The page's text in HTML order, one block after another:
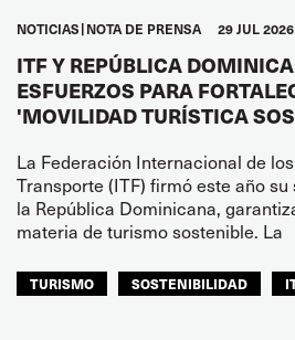
NOTICIAS NOTA DE PRENSA 29 JUL 2026
ITF Y REPÚBLICA
ESFUERZOS PARA
'MOVILIDAD TURÍSTICA
La Federación Internacional de
Transporte (ITF) firmó este año
la República Dominicana,
materia de turismo sostenible. La
TURISMO SOSTENIBILIDAD